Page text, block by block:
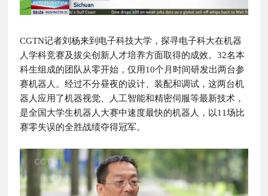
CGTN记者刘杨来到电子科技大学，探寻电子科大在机器
人学科竞赛及拔尖创新人才培养方面取得的成效。32名本
科生组成的团队从零开始，仅用10个月时间研发出两台参
赛机器人。经过不分昼夜的设计、装配和调试，这两台机
器人应用了机器视觉、人工智能和精密伺服等最新技术，
是全国大学生机器人大赛中速度最快的机器人，以11场比
赛零失误的全胜战绩夺得冠军。